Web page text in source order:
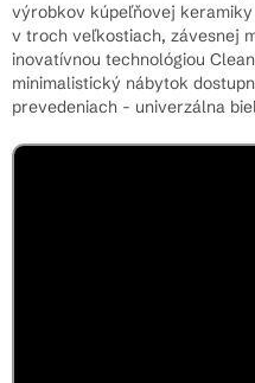
výrobkov kúpeľňovej
v troch veľkostiach, závesnej
inovatívnou technológiou
minimalistický nábytok
prevedeniach - univerzálna